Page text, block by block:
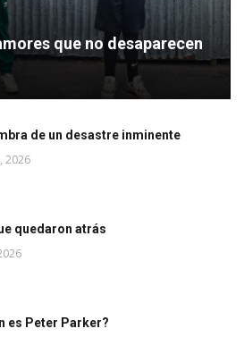
que no desaparecen
de un desastre inminente
2026
quedaron atrás
es Peter Parker?